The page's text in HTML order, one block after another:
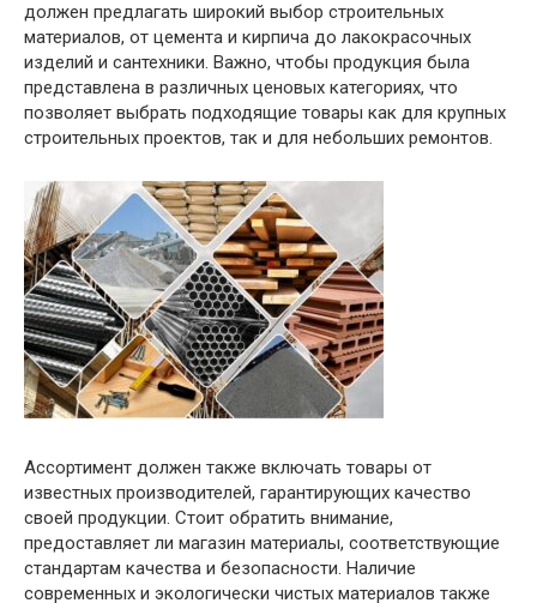
должен предлагать широкий выбор строительных
материалов, от цемента и кирпича до лакокрасочных
изделий и сантехники. Важно, чтобы продукция была
представлена в различных ценовых категориях, что
позволяет выбрать подходящие товары как для крупных
строительных проектов, так и для небольших ремонтов.
Ассортимент должен также включать товары от
известных производителей, гарантирующих качество
своей продукции. Стоит обратить внимание,
предоставляет ли магазин материалы, соответствующие
стандартам качества и безопасности. Наличие
современных и экологически чистых материалов также